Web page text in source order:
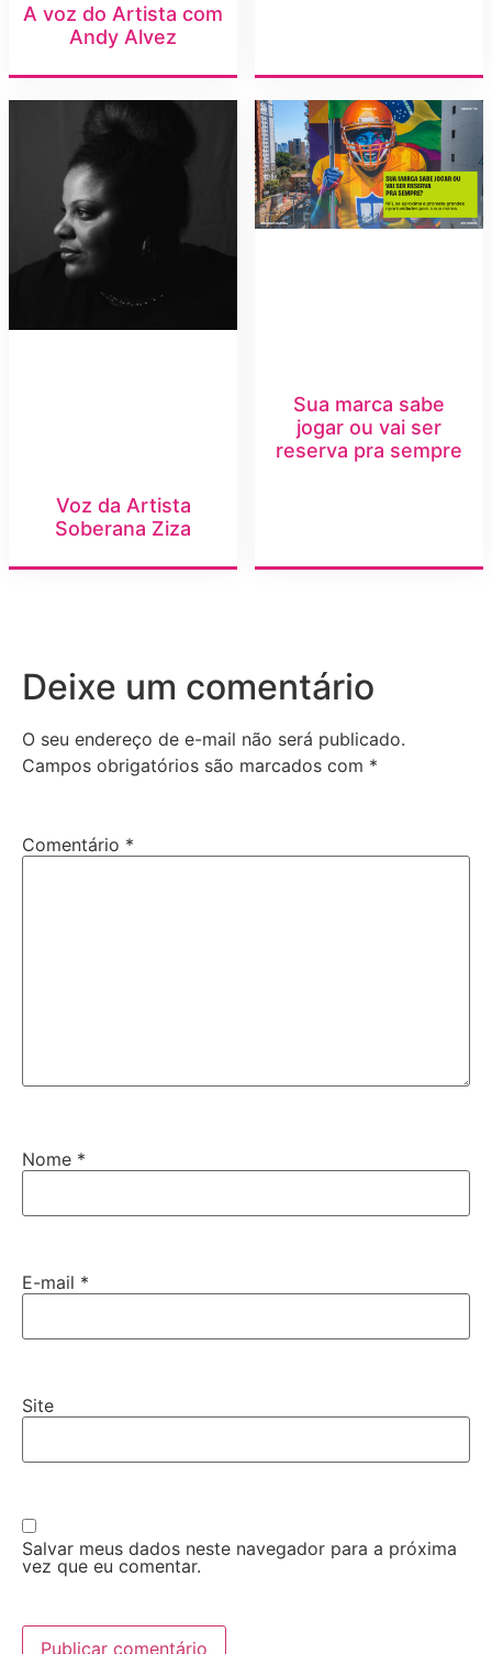
A voz do Artista com
Andy Alvez
Voz da Artista
Soberana Ziza
Sua marca sabe
jogar ou vai ser
reserva pra sempre
Deixe um comentário
O seu endereço de e-mail não será publicado.
Campos obrigatórios são marcados com *
Comentário *
Nome *
E-mail *
Site
Salvar meus dados neste navegador para a próxima
vez que eu comentar.